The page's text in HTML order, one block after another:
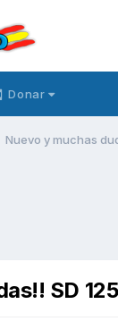
Donar
Nuevo y muchas
SD